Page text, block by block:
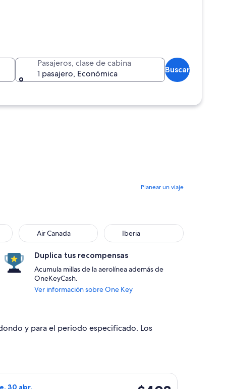
Pasajeros, clase de cabina
1 pasajero, Económica
Buscar
Planear un viaje
Air Canada
Air Canada Iberia
Iberia
Duplica tus recompensas
Acumula millas de la aerolínea además de
OneKeyCash.
Ver información sobre One Key
y para el periodo especificado. Los
con regreso el mar, 15 sept., con precio de $400.
30 abr.
de United, con salida el sáb, 24 abr. desde Las Vegas